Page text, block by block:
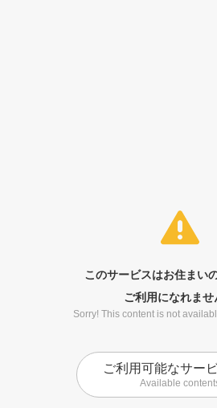
このサービスはお住まい
ご利用になれませ
Sorry! This content is not
ご利用可能なサー
Available